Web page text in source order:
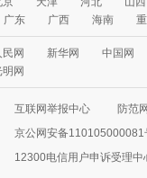
广东 广西 海南
民网 新华网
中国网
明网
互联网举报中心
防范
京公网安备110105000081
12300电信用户申诉受理中